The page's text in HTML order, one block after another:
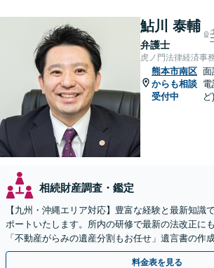
鮎川 泰輔
弁護士
虎ノ門法律経済事
熊本市南区
からも相談
受付中
面
相続財産調査・鑑定
【九州・沖縄エリア対応】豊富な経験と最新知識
ポートいたします。所内の研修で最新の法改正に
「不動産がらみの遺産分割もお任せ」遺言書の作
策をおこないましょう【夜間・休日面談可】
料金表を見る